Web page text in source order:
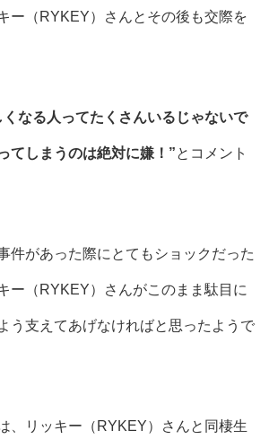
ー（RYKEY）さんとその後も交際を
なる人ってたくさんいるじゃないで
てしまうのは絶対に嫌！”とコメント
件があった際にとてもショックだった
ー（RYKEY）さんがこのまま駄目に
う支えてあげなければと思ったようで
、リッキー（RYKEY）さんと同棲生